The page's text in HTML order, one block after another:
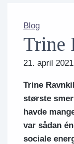
Blog
Trine
21. april 2021
Trine
største
havde
var sådan
sociale